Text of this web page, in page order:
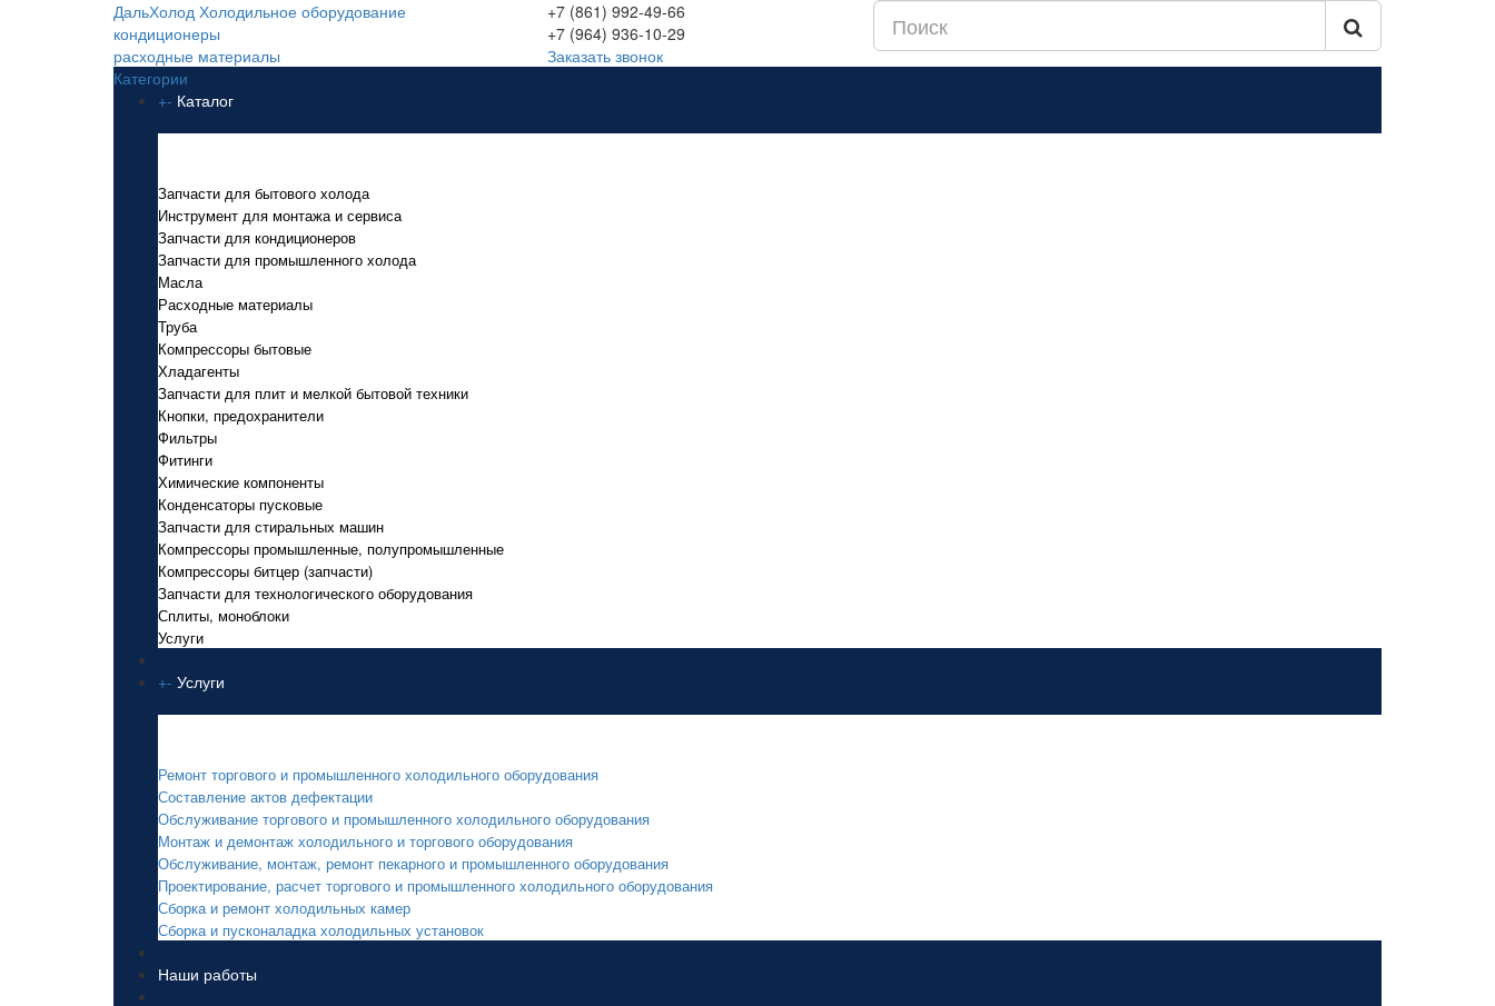
ДальХолод Холодильное оборудование
кондиционеры
расходные материалы
+7 (861) 992-49-66
+7 (964) 936-10-29
Заказать звонок
Категории
+- Каталог
Запчасти для бытового холода
Инструмент для монтажа и сервиса
Запчасти для кондиционеров
Запчасти для промышленного холода
Масла
Расходные материалы
Труба
Компрессоры бытовые
Хладагенты
Запчасти для плит и мелкой бытовой техники
Кнопки, предохранители
Фильтры
Фитинги
Химические компоненты
Конденсаторы пусковые
Запчасти для стиральных машин
Компрессоры промышленные, полупромышленные
Компрессоры битцер (запчасти)
Запчасти для технологического оборудования
Сплиты, моноблоки
Услуги
+- Услуги
Ремонт торгового и промышленного холодильного оборудования
Составление актов дефектации
Обслуживание торгового и промышленного холодильного оборудования
Монтаж и демонтаж холодильного и торгового оборудования
Обслуживание, монтаж, ремонт пекарного и промышленного оборудования
Проектирование, расчет торгового и промышленного холодильного оборудования
Сборка и ремонт холодильных камер
Сборка и пусконаладка холодильных установок
Наши работы